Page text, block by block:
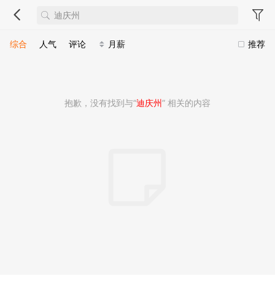
推荐
综合 人气 评论 月薪
抱歉，没有找到与“迪庆州” 相关的内容